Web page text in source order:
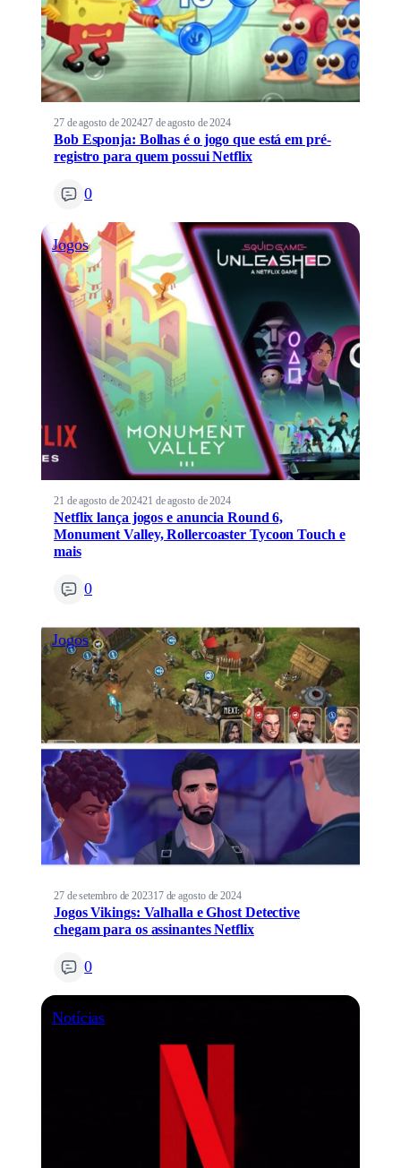
27 de agosto de 202427 de agosto de 2024
Bob Esponja: Bolhas é o jogo que está em pré-
registro para quem possui Netflix
0
Jogos
21 de agosto de 202421 de agosto de 2024
Netflix lança jogos e anuncia Round 6,
Monument Valley, Rollercoaster Tycoon Touch e
mais
0
Jogos
27 de setembro de 202317 de agosto de 2024
Jogos Vikings: Valhalla e Ghost Detective
chegam para os assinantes Netflix
0
Notícias